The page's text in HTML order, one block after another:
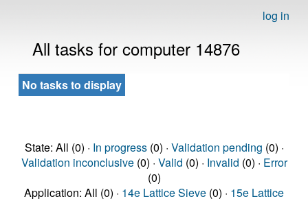
log in
All tasks for computer 14876
No tasks to display
State: All (0) · In progress(0) · Validation pending (0) ·
Validation inconclusive(0) · Valid (0) · Invalid (0) · Error
(0)
Application: All (0) · 14e Lattice Sieve (0) · 15e Lattice